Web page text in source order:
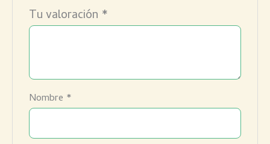
Tu valoración *
Nombre *